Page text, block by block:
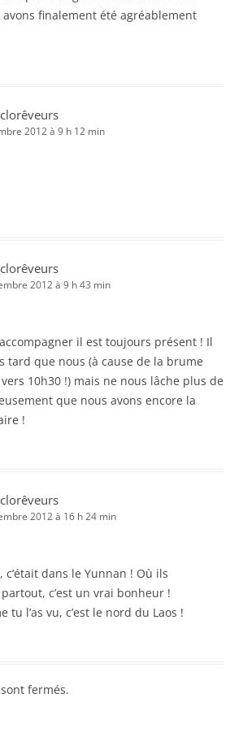
finalement été agréablement
2012 à 9 h 12 min
2012 à 9 h 43 min
il est toujours présent ! Il
tard que nous (à cause de la brume
10h30 !) mais ne nous lâche plus de
que nous avons encore la
!
2012 à 16 h 24 min
dans le Yunnan ! Où ils
c’est un vrai bonheur !
tu l’as vu, c’est le nord du Laos !
fermés.